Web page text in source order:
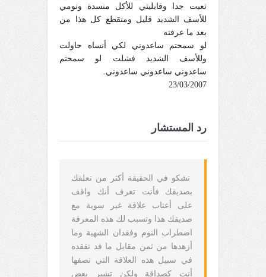
تعبت جدا وقابليتي للأكل منسدة ونومي
للأسف الشديد قليل ومتقطع كل هذا من
بعد ما عرفته
لو سمحتم ساعدوني لكي أنساه حاولت
وللأسف الشديد فشلت لو سمحتم
ساعدوني ساعدوني ساعدوني.
23/03/2007
رد المستشار
تشكو في الحقيقة أكثر من تعلقك
بصديقك فأنت تعرف أنك واقف
على أعتاب علاقة غير سوية مع
صديقك هذا وتسبب لك هذه المعرفة
اضطراب النوم وفقدان الشهية وما
أزهدها من ثمن مقابل ما قد تفقده
في سبيل هذه العلاقة التي تصفها
أنت كصداقة ولكن تشير بعض